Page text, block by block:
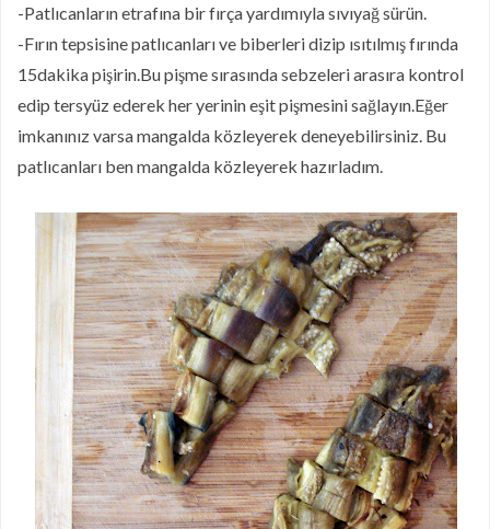
-Patlıcanların etrafına bir fırça yardımıyla sıvıyağ sürün.
-Fırın tepsisine patlıcanları ve biberleri dizip ısıtılmış fırında
15dakika pişirin.Bu pişme sırasında sebzeleri arasıra kontrol
edip tersyüz ederek her yerinin eşit pişmesini sağlayın.Eğer
imkanınız varsa mangalda közleyerek deneyebilirsiniz. Bu
patlıcanları ben mangalda közleyerek hazırladım.